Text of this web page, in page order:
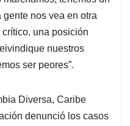
nos vea en otra
una posición
nuestros
ser peores”.
Diversa, Caribe
denunció los casos